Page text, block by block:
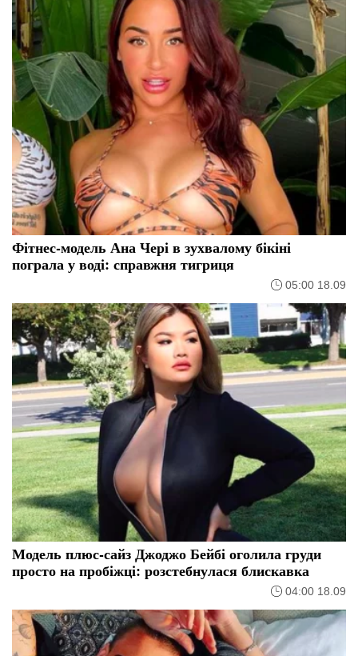
Фітнес-модель Ана Чері в зухвалому бікіні
пограла у воді: справжня тигриця
05:00 18.09
Модель плюс-сайз Джоджо Бейбі оголила груди
просто на пробіжці: розстебнулася блискавка
04:00 18.09